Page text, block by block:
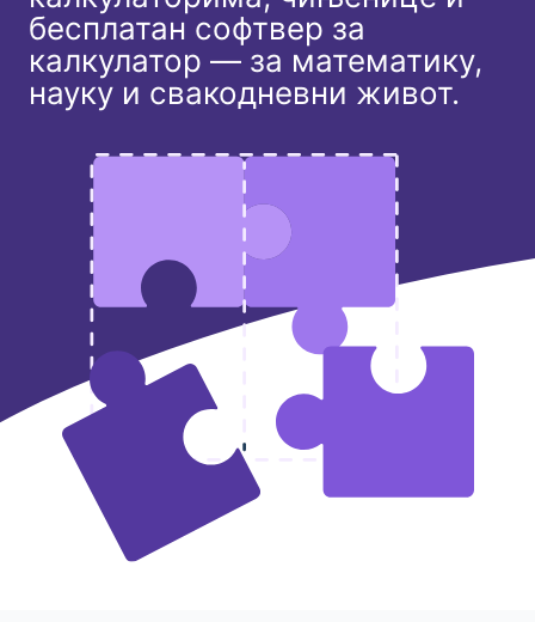
бесплатан софтвер за
калкулатор — за математику,
науку и свакодневни живот.